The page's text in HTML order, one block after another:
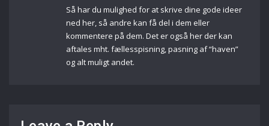
Så har du mulighed for at skrive dine gode ideer
ned her, så andre kan få del i dem eller
kommentere på dem. Det er også her der kan
aftales mht. fællesspisning, pasning af “haven”
og alt muligt andet.